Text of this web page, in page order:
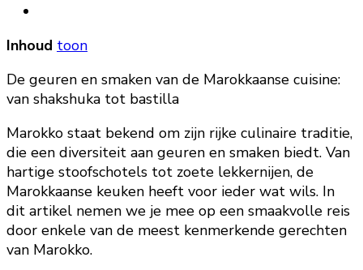
Inhoud toon
De geuren en smaken van de Marokkaanse cuisine:
van shakshuka tot bastilla
Marokko staat bekend om zijn rijke culinaire traditie,
die een diversiteit aan geuren en smaken biedt. Van
hartige stoofschotels tot zoete lekkernijen, de
Marokkaanse keuken heeft voor ieder wat wils. In
dit artikel nemen we je mee op een smaakvolle reis
door enkele van de meest kenmerkende gerechten
van Marokko.